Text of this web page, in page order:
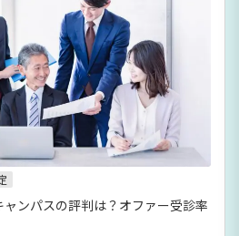
ンパスの評判は？オファー受診率